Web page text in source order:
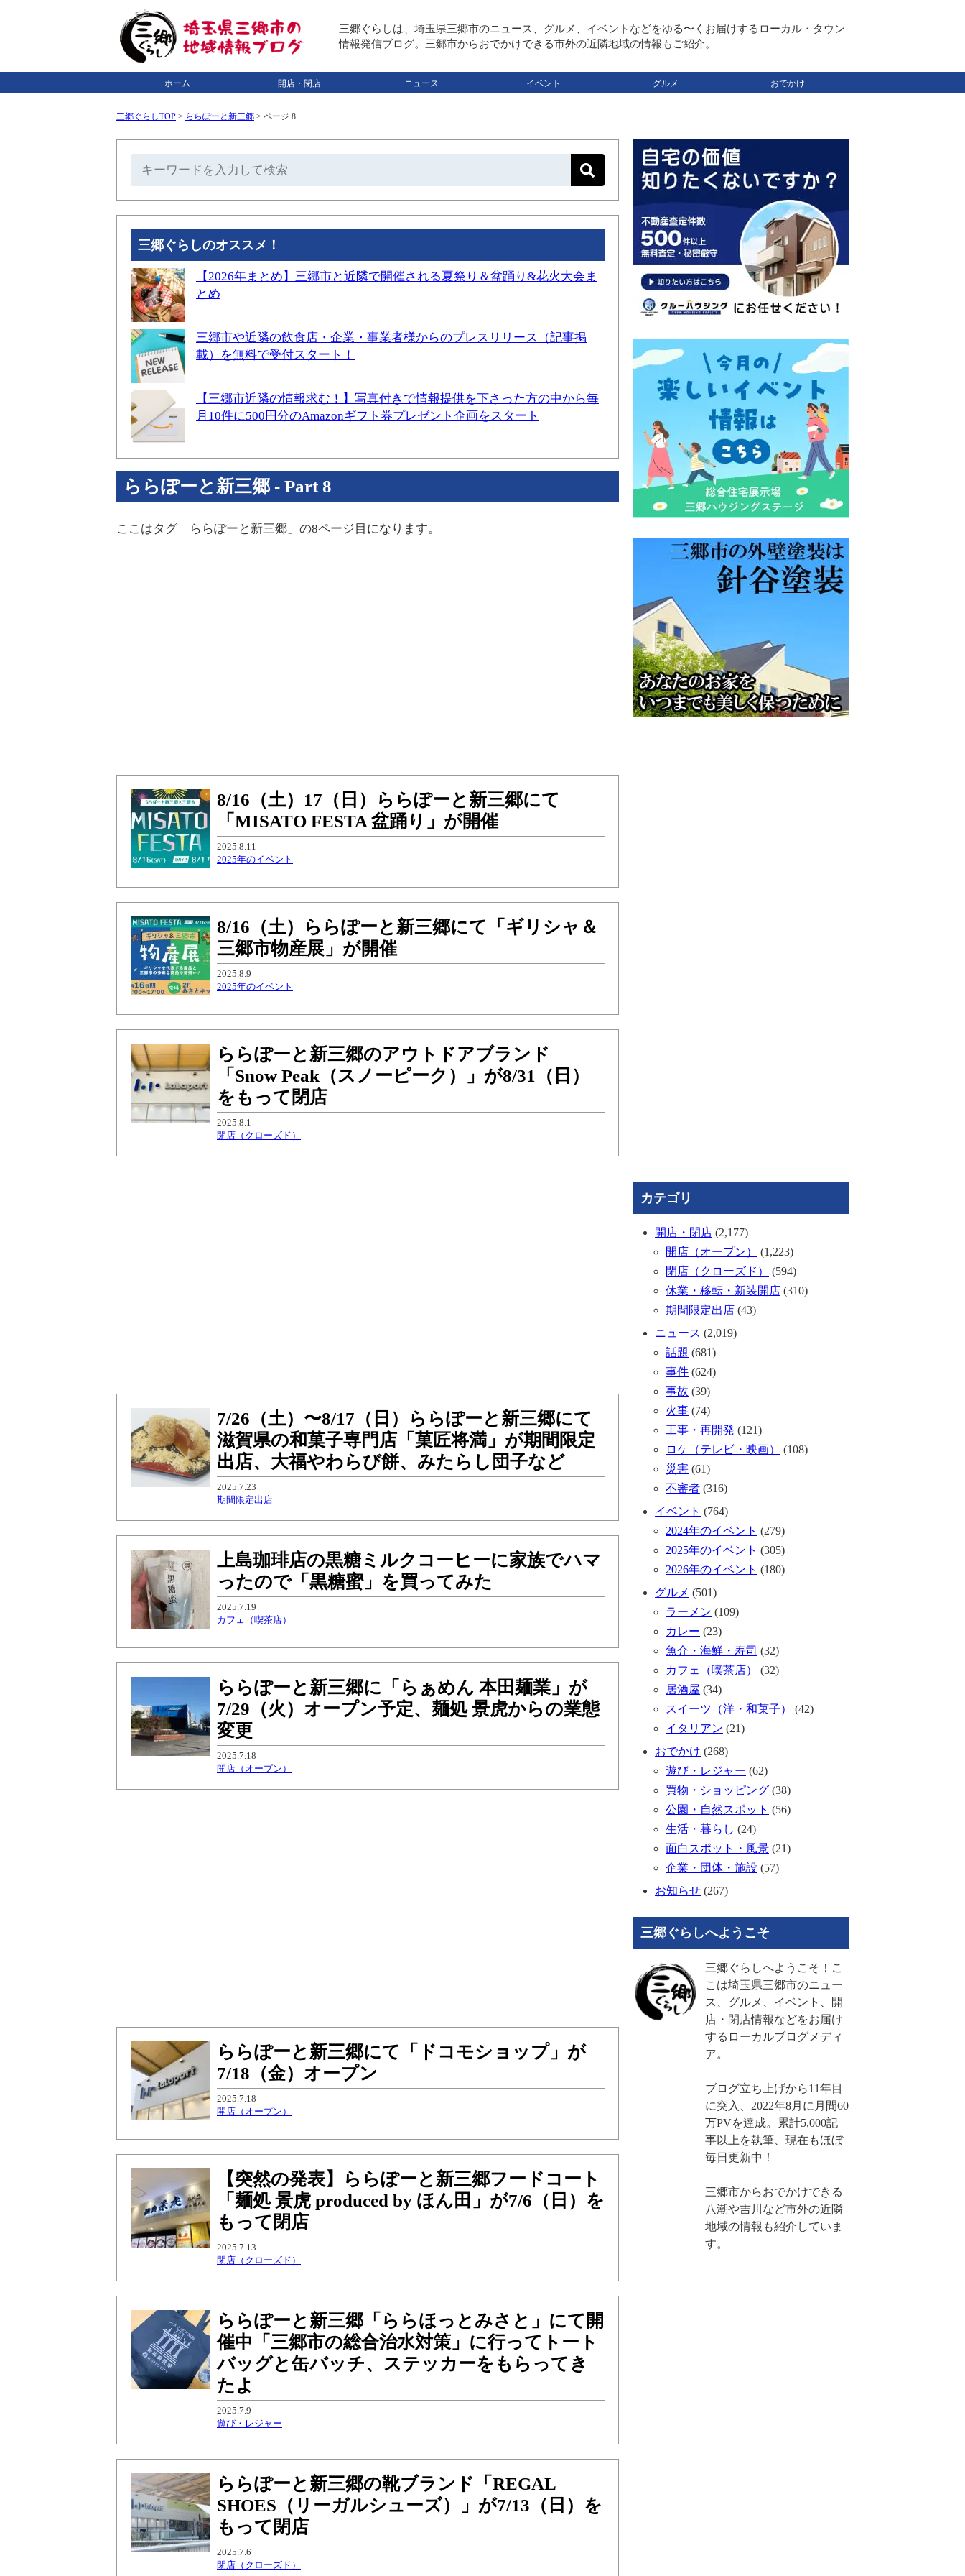
三郷ぐらしは、埼玉県三郷市のニュース、グルメ、イベントなどをゆる〜くお届けするローカル・タウン
情報発信ブログ。三郷市からおでかけできる市外の近隣地域の情報もご紹介。
ホーム 開店・閉店 ニュース イベント グルメ おでかけ
三郷ぐらしTOP > ららぽーと新三郷 > ページ 8
三郷ぐらしのオススメ！
【2026年まとめ】三郷市と近隣で開催される夏祭り＆盆踊り&花火大会ま
とめ
三郷市や近隣の飲食店・企業・事業者様からのプレスリリース（記事掲
載）を無料で受付スタート！
【三郷市近隣の情報求む！】写真付きで情報提供を下さった方の中から毎
月10件に500円分のAmazonギフト券プレゼント企画をスタート
ららぽーと新三郷 - Part 8
ここはタグ「ららぽーと新三郷」の8ページ目になります。
8/16（土）17（日）ららぽーと新三郷にて
「MISATO FESTA 盆踊り」が開催
2025.8.11
2025年のイベント
8/16（土）ららぽーと新三郷にて「ギリシャ＆
三郷市物産展」が開催
2025.8.9
2025年のイベント
ららぽーと新三郷のアウトドアブランド
「Snow Peak（スノーピーク）」が8/31（日）
をもって閉店
2025.8.1
閉店（クローズド）
7/26（土）〜8/17（日）ららぽーと新三郷にて
滋賀県の和菓子専門店「菓匠将満」が期間限定
出店、大福やわらび餅、みたらし団子など
2025.7.23
期間限定出店
上島珈琲店の黒糖ミルクコーヒーに家族でハマ
ったので「黒糖蜜」を買ってみた
2025.7.19
カフェ（喫茶店）
ららぽーと新三郷に「らぁめん 本田麺業」が
7/29（火）オープン予定、麺処 景虎からの業態
変更
2025.7.18
開店（オープン）
ららぽーと新三郷にて「ドコモショップ」が
7/18（金）オープン
2025.7.18
開店（オープン）
【突然の発表】ららぽーと新三郷フードコート
「麺処 景虎 produced by ほん田」が7/6（日）を
もって閉店
2025.7.13
閉店（クローズド）
ららぽーと新三郷「ららほっとみさと」にて開
催中「三郷市の総合治水対策」に行ってトート
バッグと缶バッチ、ステッカーをもらってき
たよ
2025.7.9
遊び・レジャー
ららぽーと新三郷の靴ブランド「REGAL
SHOES（リーガルシューズ）」が7/13（日）を
もって閉店
2025.7.6
閉店（クローズド）
カテゴリ
開店・閉店 (2,177)
開店（オープン）
(1,223)
閉店（クローズド）
(594)
休業・移転・新装開店 (310)
期間限定出店 (43)
ニュース (2,019)
話題 (681)
事件 (624)
事故 (39)
火事 (74)
工事・再開発 (121)
ロケ（テレビ・映画）
(108)
災害 (61)
不審者 (316)
イベント (764)
2024年のイベント (279)
2025年のイベント (305)
2026年のイベント (180)
グルメ (501)
ラーメン (109)
カレー (23)
魚介・海鮮・寿司 (32)
カフェ（喫茶店）
(32)
居酒屋 (34)
スイーツ（洋・和菓子）
(42)
イタリアン (21)
おでかけ (268)
遊び・レジャー (62)
買物・ショッピング (38)
公園・自然スポット (56)
生活・暮らし (24)
面白スポット・風景 (21)
企業・団体・施設 (57)
お知らせ (267)
三郷ぐらしへようこそ
三郷ぐらしへようこそ！こ
こは埼玉県三郷市のニュー
ス、グルメ、イベント、開
店・閉店情報などをお届け
するローカルブログメディ
ア。
ブログ立ち上げから11年目
に突入、2022年8月に月間60
万PVを達成。累計5,000記
事以上を執筆、現在もほぼ
毎日更新中！
三郷市からおでかけできる
八潮や吉川など市外の近隣
地域の情報も紹介していま
す。